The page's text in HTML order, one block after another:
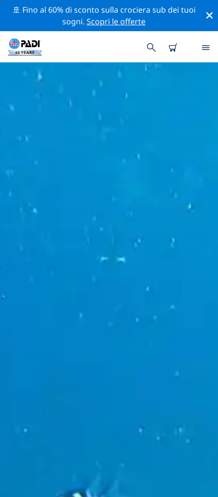
🚢 Fino al 60% di sconto sulla crociera sub dei tuoi
sogni.Scopri le offerte